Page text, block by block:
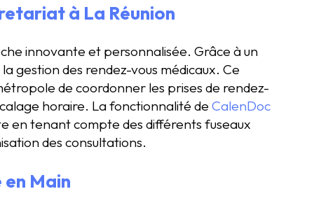
à La Réunion
innovante et personnalisée. Grâce à un
gestion des rendez-vous médicaux. Ce
de coordonner les prises de rendez-
horaire. La fonctionnalité de CalenDoc
en tenant compte des différents fuseaux
des consultations.
en Main